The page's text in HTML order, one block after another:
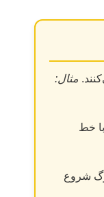
مثال:
خط
شروع